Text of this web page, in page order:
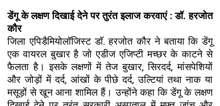
डेंगू के लक्षण दिखाई देने पर तुरंत इलाज करवाएं : डॉ. हरजोत
कौर
जिला एपिडैमियोलॉजिस्ट डॉ. हरजोत कौर ने बताया कि डेंगू
एक वायरल बुखार है जो एडीज एजिप्टी मच्छर के काटने से
फैलता है। इसके लक्षणों में तेज बुखार, सिरदर्द, मांसपेशियों
और जोड़ों में दर्द, आंखों के पीछे दर्द, उल्टियां तथा नाक या
मसूड़ों से खून आना शामिल हैं। उन्होंने कहा कि डेंगू के लक्षण